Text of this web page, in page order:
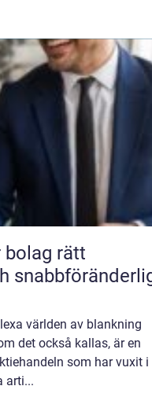
världen av blankning
det också kallas, är en
som har vuxit i
arti...